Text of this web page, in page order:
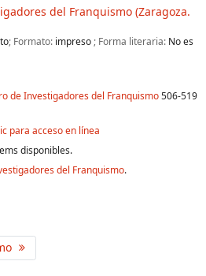
del Franquismo(Zaragoza.
; Formato: impreso ; Forma literaria: No es
de Investigadores del Franquismo506-519
para acceso en línea
disponibles.
del Franquismo.